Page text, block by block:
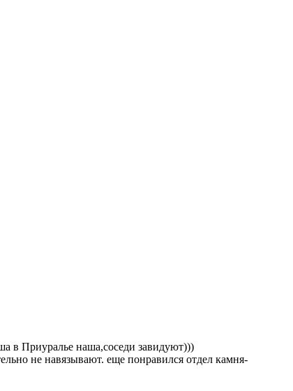
в Приуралье наша,соседи завидуют)))
не навязывают. еще понравился отдел камня-